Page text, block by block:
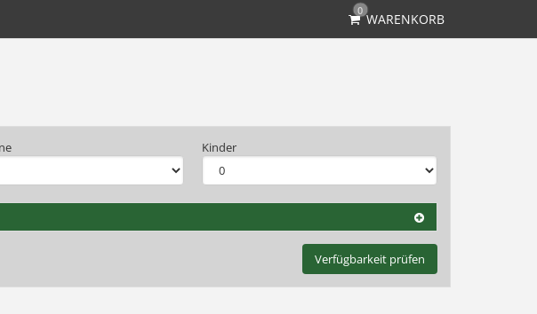
0
WARENKORB
Kinder
Verfügbarkeit prüfen